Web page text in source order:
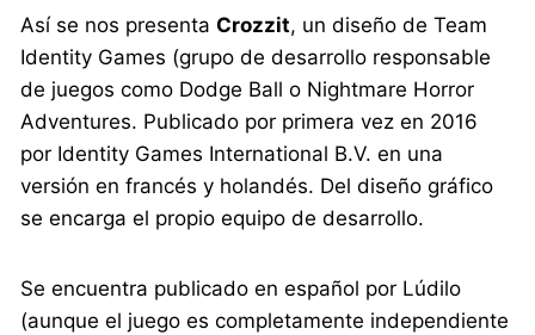
Así se nos presentaCrozzit, un diseño de Team
Identity Games (grupo de desarrollo responsable
de juegos como Dodge Ball o Nightmare Horror
Adventures. Publicado por primera vez en 2016
por Identity Games International B.V. en una
versión en francés y holandés. Del diseño gráfico
se encarga el propio equipo de desarrollo.
Se encuentra publicado en español por Lúdilo
(aunque el juego es completamente independiente